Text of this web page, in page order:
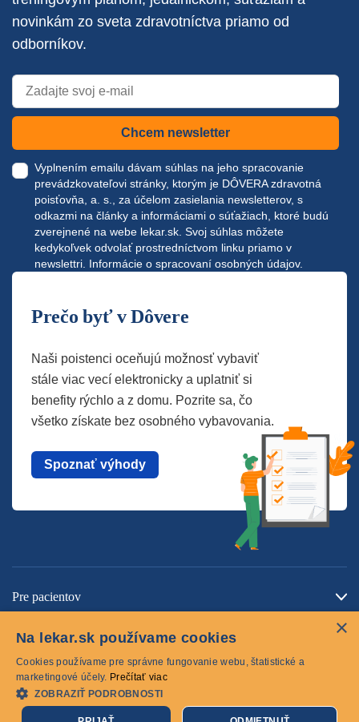
novinkám zo sveta zdravotníctva priamo od
odborníkov.
Chcem newsletter
Vyplnením emailu dávam súhlas na jeho spracovanie
prevádzkovateľovi stránky, ktorým je DÔVERA zdravotná
poisťovňa, a. s., za účelom zasielania newsletterov, s
odkazmi na články a informáciami o súťažiach, ktoré budú
zverejnené na webe lekar.sk . Svoj súhlas môžete
kedykoľvek odvolať prostredníctvom linku priamo v
newslettri. Informácie o spracovaní osobných údajov.
Prečo byť v Dôvere
Naši poistenci oceňujú možnosť vybaviť
stále viac vecí elektronicky a uplatniť si
benefity rýchlo a z domu. Pozrite sa, čo
všetko získate bez osobného vybavovania.
Spoznať výhody
Pre pacientov
Cookies
×
Na lekar.sk používame cookies
Cookies používame pre správne fungovanie webu, štatistické a
marketingové účely. Prečítať viac
ZOBRAZIŤ PODROBNOSTI